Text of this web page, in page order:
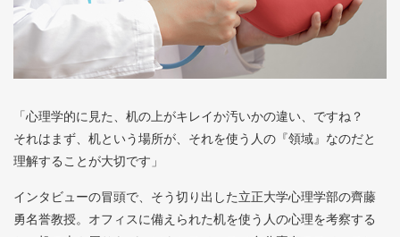
「心理学的に見た、机の上がキレイか汚いかの違い、ですね？
それはまず、机という場所が、それを使う人の『領域』なのだと
理解することが大切です」
インタビューの冒頭で、そう切り出した立正大学心理学部の齊藤
勇名誉教授。オフィスに備えられた机を使う人の心理を考察する